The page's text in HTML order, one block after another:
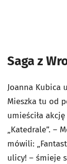
Saga z
Joanna Kubica
Mieszka tu od
umieściła
„Katedrale”. –
mówili:
ulicy! – śmieje